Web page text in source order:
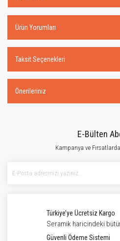
Ürün Yorumları
Taksit Seçenekleri
Önerileriniz
E-Bülten
Kampanya ve
Türkiye’ye Ücretsiz Kargo
Seramik haricindeki
Güvenli Ödeme Sistemi